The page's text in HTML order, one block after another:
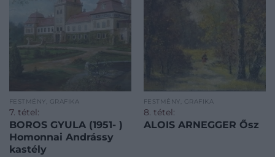
FESTMÉNY, GRAFIKA
7. tétel:
BOROS GYULA (1951- )
Homonnai Andrássy
kastély
FESTMÉNY, GRAFIKA
8. tétel:
ALOIS ARNEGGER Ősz